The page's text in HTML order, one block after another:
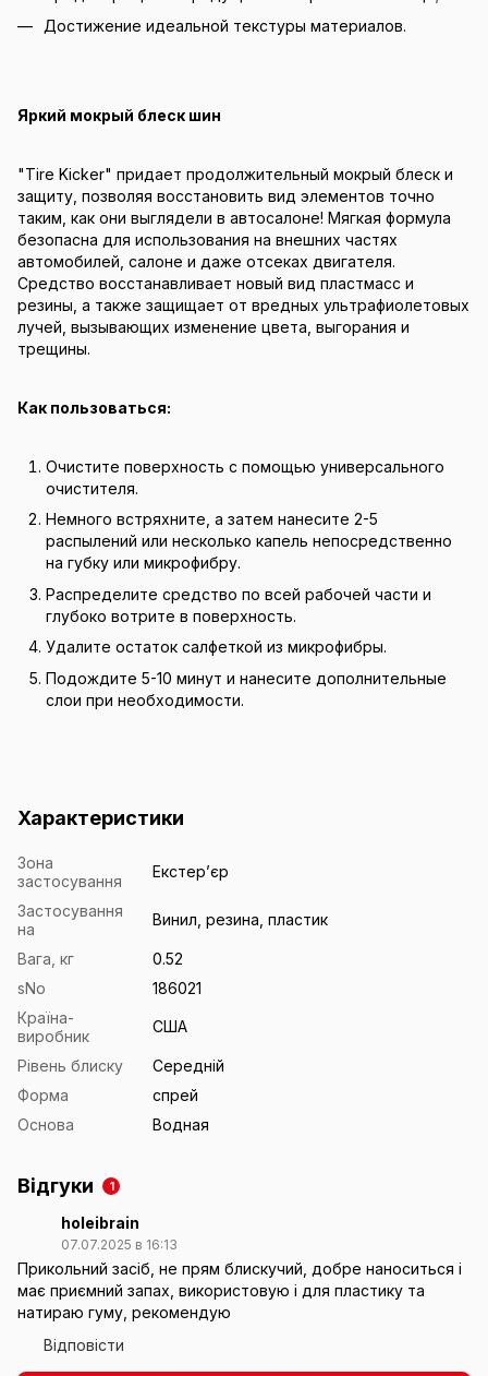
Достижение идеальной текстуры материалов.
Яркий мокрый блеск шин
"Tire Kicker" придает продолжительный мокрый блеск и
защиту, позволяя восстановить вид элементов точно
таким, как они выглядели в автосалоне! Мягкая формула
безопасна для использования на внешних частях
автомобилей, салоне и даже отсеках двигателя.
Средство восстанавливает новый вид пластмасс и
резины, а также защищает от вредных ультрафиолетовых
лучей, вызывающих изменение цвета, выгорания и
трещины.
Как пользоваться:
Очистите поверхность с помощью универсального
очистителя.
Немного встряхните, а затем нанесите 2-5
распылений или несколько капель непосредственно
на губку или микрофибру.
Распределите средство по всей рабочей части и
глубоко вотрите в поверхность.
Удалите остаток салфеткой из микрофибры.
Подождите 5-10 минут и нанесите дополнительные
слои при необходимости.
Характеристики
Зона
застосування
Екстерʼєр
Застосування
на
Винил, резина, пластик
Вага, кг
0.52
sNo
186021
Країна-
виробник
США
Рівень блиску
Середній
Форма
спрей
Основа
Водная
Відгуки 1
holeibrain
07.07.2025 в 16:13
Прикольний засіб, не прям блискучий, добре наноситься і
має приємний запах, використовую і для пластику та
натираю гуму, рекомендую
Відповісти